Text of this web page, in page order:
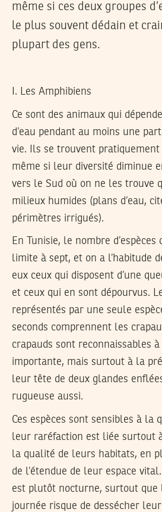
même si ces deux groupes
le plus souvent dédain et
plupart des gens.
I. Les Amphibiens
Ce sont des animaux qui
d’eau pendant au moins une
vie. Ils se trouvent pratiquement
même si leur diversité diminue
vers le Sud où on ne les trouve
milieux humides (plans d’eau,
périmètres irrigués).
En Tunisie, le nombre d’espèces
limite à sept, et on a l’habitude
eux ceux qui disposent d’une
et ceux qui en sont dépourvus.
représentés par une seule
seconds comprennent les
crapauds sont reconnaissables
importante, mais surtout à la
leur tête de deux glandes
rugueuse aussi.
Ces espèces sont sensibles à la
leur raréfaction est liée surtout
la qualité de leurs habitats, en
de l’étendue de leur espace
est plutôt nocturne, surtout que
journée risque de dessécher